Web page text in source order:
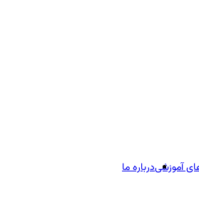
آموزشیدرباره ما